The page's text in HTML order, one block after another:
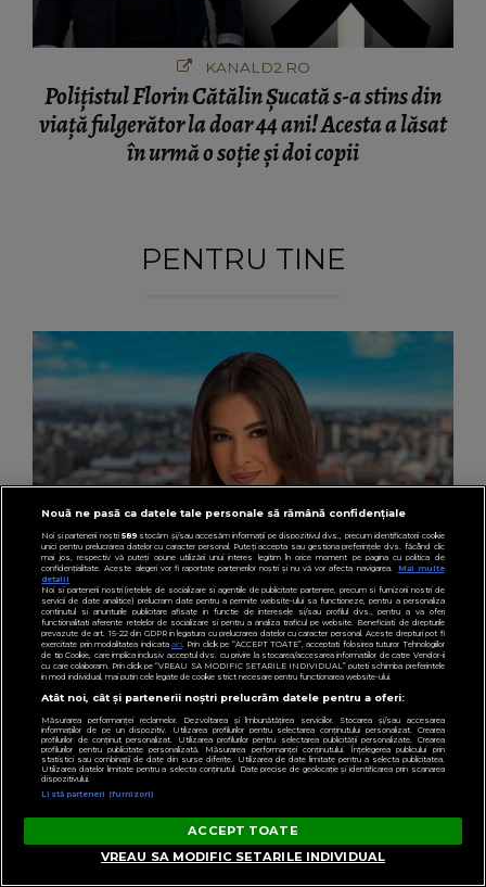
KANALD2.RO
Polițistul Florin Cătălin Șucată s-a stins din
viață fulgerător la doar 44 ani! Acesta a lăsat
în urmă o soție și doi copii
PENTRU TINE
DIVERTISMENT
Unde pleacă în vacanță prezentatorii de știri
de la Kanal D
Nouă ne pasă ca datele tale personale să rămână confidențiale
Noi și partenerii noștri589stocăm și/sau accesăm informații pe dispozitivul dvs., precum identificatorii cookie
unici pentru prelucrarea datelor cu caracter personal. Puteți accepta sau gestiona preferințele dvs. făcând clic
mai jos, respectiv vă puteți opune utilizării unui interes legitim în orice moment pe pagina cu politica de
confidențialitate. Aceste alegeri vor fi raportate partenerilor noștri și nu vă vor afecta navigarea.
Mai multe
detalii
Noi si partenerii nostri (retelele de socializare si agentiile de publicitate partenere, precum si furnizorii nostri de
servicii de date analitice) prelucram date pentru a permite website-ului sa functioneze, pentru a personaliza
continutul si anunturile publicitare afisate in functie de interesele si/sau profilul dvs., pentru a va oferi
functionalitati aferente retelelor de socializare si pentru a analiza traficul pe website. Beneficiati de drepturile
prevazute de art. 15-22 din GDPR in legatura cu prelucrarea datelor cu caracter personal. Aceste drepturi pot fi
exercitate prin modalitatea indicataaici. Prin click pe “ACCEPT TOATE”, acceptati folosirea tuturor Tehnologiilor
de tip Cookie, care implica inclusiv acceptul dvs. cu privire la stocarea/accesarea informatiilor de catre Vendor-ii
cu care colaboram. Prin click pe “VREAU SA MODIFIC SETARILE INDIVIDUAL” puteti schimba preferintele
in mod individual, mai putin cele legate de cookie strict necesare pentru functionarea website-ului.
Atât noi, cât și partenerii noștri prelucrăm datele pentru a oferi:
Măsurarea performanței reclamelor. Dezvoltarea și îmbunătățirea serviciilor. Stocarea și/sau accesarea
informațiilor de pe un dispozitiv. Utilizarea profilurilor pentru selectarea conținutului personalizat. Crearea
profilurilor de conținut personalizat. Utilizarea profilurilor pentru selectarea publicității personalizate. Crearea
profilurilor pentru publicitate personalizată. Măsurarea performanței conținutului. Înțelegerea publicului prin
statistici sau combinații de date din surse diferite. Utilizarea de date limitate pentru a selecta publicitatea.
Utilizarea datelor limitate pentru a selecta conținutul. Date precise de geolocație și identificarea prin scanarea
dispozitivului.
Listă parteneri (furnizori)
ACCEPT TOATE
VREAU SA MODIFIC SETARILE INDIVIDUAL